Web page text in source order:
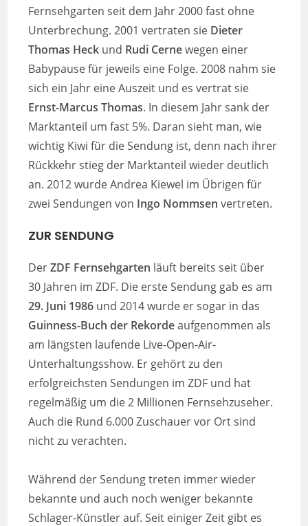
Fernsehgarten seit dem Jahr 2000 fast ohne
Unterbrechung. 2001 vertraten sie Dieter
Thomas Heck und Rudi Cernewegen einer
Babypause für jeweils eine Folge. 2008 nahm sie
sich ein Jahr eine Auszeit und es vertrat sie
Ernst-Marcus Thomas. In diesem Jahr sank der
Marktanteil um fast 5%. Daran sieht man, wie
wichtig Kiwi für die Sendung ist, denn nach ihrer
Rückkehr stieg der Marktanteil wieder deutlich
an. 2012 wurde Andrea Kiewel im Übrigen für
zwei Sendungen von Ingo Nommsen vertreten.
ZUR SENDUNG
DerZDF Fernsehgarten läuft bereits seit über
30 Jahren im ZDF. Die erste Sendung gab es am
29. Juni 1986 und 2014 wurde er sogar in das
Guinness-Buch der Rekordeaufgenommen als
am längsten laufende Live-Open-Air-
Unterhaltungsshow. Er gehört zu den
erfolgreichsten Sendungen im ZDF und hat
regelmäßig um die 2 Millionen Fernsehzuseher.
Auch die Rund 6.000 Zuschauer vor Ort sind
nicht zu verachten.
Während der Sendung treten immer wieder
bekannte und auch noch weniger bekannte
Schlager-Künstler auf. Seit einiger Zeit gibt es